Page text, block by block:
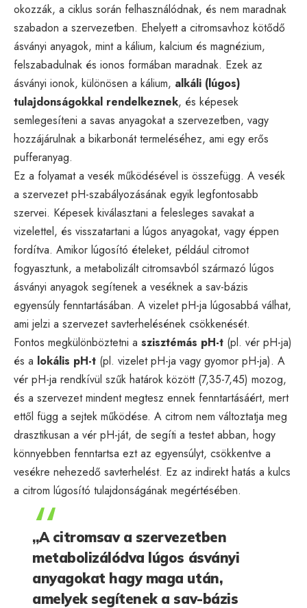
okozzák, a ciklus során felhasználódnak, és nem maradnak
szabadon a szervezetben. Ehelyett a citromsavhoz kötődő
ásványi anyagok, mint a kálium, kalcium és magnézium,
felszabadulnak és ionos formában maradnak. Ezek az
ásványi ionok, különösen a kálium, alkáli (lúgos)
tulajdonságokkal rendelkeznek, és képesek
semlegesíteni a savas anyagokat a szervezetben, vagy
hozzájárulnak a bikarbonát termeléséhez, ami egy erős
pufferanyag.
Ez a folyamat a vesék működésével is összefügg. A vesék
a szervezet pH-szabályozásának egyik legfontosabb
szervei. Képesek kiválasztani a felesleges savakat a
vizelettel, és visszatartani a lúgos anyagokat, vagy éppen
fordítva. Amikor lúgosító ételeket, például citromot
fogyasztunk, a metabolizált citromsavból származó lúgos
ásványi anyagok segítenek a veséknek a sav-bázis
egyensúly fenntartásában. A vizelet pH-ja lúgosabbá válhat,
ami jelzi a szervezet savterhelésének csökkenését.
Fontos megkülönböztetni a szisztémás pH-t (pl. vér pH-ja)
és a lokális pH-t (pl. vizelet pH-ja vagy gyomor pH-ja). A
vér pH-ja rendkívül szűk határok között (7,35-7,45) mozog,
és a szervezet mindent megtesz ennek fenntartásáért, mert
ettől függ a sejtek működése. A citrom nem változtatja meg
drasztikusan a vér pH-ját, de segíti a testet abban, hogy
könnyebben fenntartsa ezt az egyensúlyt, csökkentve a
vesékre nehezedő savterhelést. Ez az indirekt hatás a kulcs
a citrom lúgosító tulajdonságának megértésében.
„A citromsav a szervezetben
metabolizálódva lúgos ásványi
anyagokat hagy maga után,
amelyek segítenek a sav-bázis